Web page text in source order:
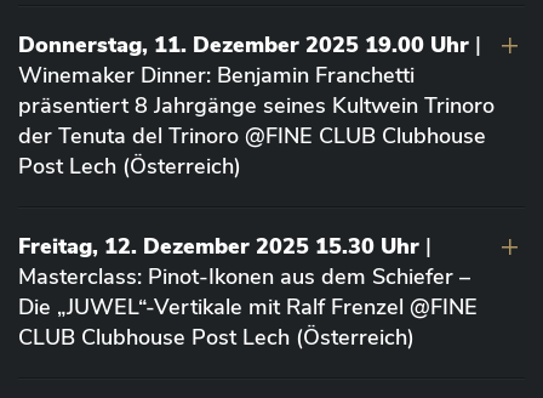
Donnerstag, 11. Dezember 2025 19.00 Uhr |
Winemaker Dinner: Benjamin Franchetti
präsentiert 8 Jahrgänge seines Kultwein Trinoro
der Tenuta del Trinoro @FINE CLUB Clubhouse
Post Lech (Österreich)
Freitag, 12. Dezember 2025 15.30 Uhr |
Masterclass: Pinot-Ikonen aus dem Schiefer –
Die „JUWEL“-Vertikale mit Ralf Frenzel @FINE
CLUB Clubhouse Post Lech (Österreich)